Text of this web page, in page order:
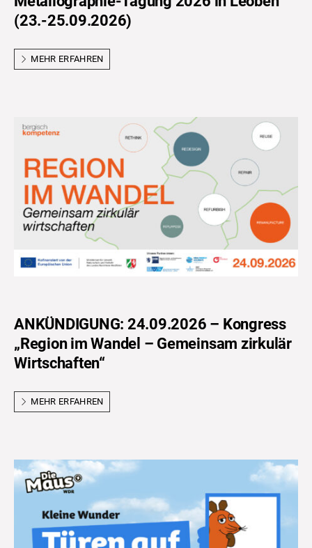
(23.-25.09.2026)
MEHR ERFAHREN
ANKÜNDIGUNG: 24.09.2026 – Kongress
„Region im Wandel – Gemeinsam zirkulär
Wirtschaften“
MEHR ERFAHREN